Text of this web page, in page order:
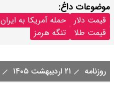
موضوعات داغ:
قیمت دلار حمله آمریکا به ایران
قیمت طلا
تنگه هرمز
روزنامه ۲۱ اردیبهشت ۱۴۰۵